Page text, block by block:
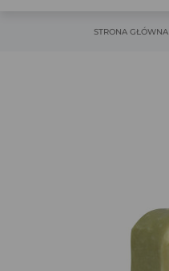
STRONA GŁÓWNA